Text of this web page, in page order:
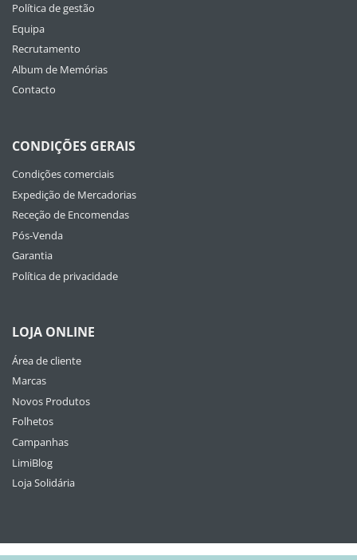
Política de gestão
Equipa
Recrutamento
Album de Memórias
Contacto
CONDIÇÕES GERAIS
Condições comerciais
Expedição de Mercadorias
Receção de Encomendas
Pós-Venda
Garantia
Política de privacidade
LOJA ONLINE
Área de cliente
Marcas
Novos Produtos
Folhetos
Campanhas
LimiBlog
Loja Solidária